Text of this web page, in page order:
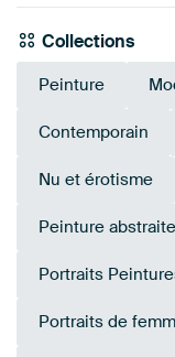
Collections
Peinture
Contemporain
Nu et érotisme
Peinture abstraite
Portraits
Portraits de